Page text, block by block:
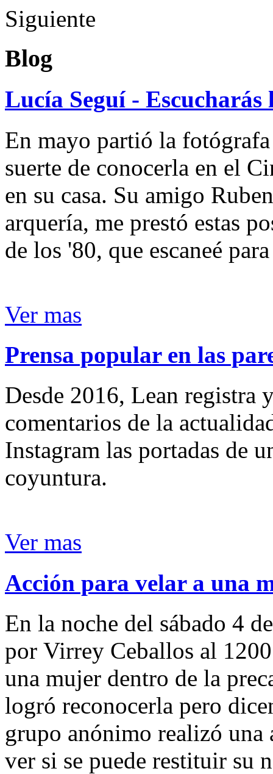
Siguiente
Blog
Lucía Seguí - Escucharás
En mayo partió la
suerte de conocerla en el
en su casa. Su amigo
arquería, me prestó estas
de los '80, que escaneé
Ver mas
Prensa popular en las
Desde 2016, Lean registra
comentarios de la
Instagram las portadas de
coyuntura.
Ver mas
Acción para velar a una
En la noche del sábado 4
por Virrey Ceballos al
una mujer dentro de la
logró reconocerla pero
grupo anónimo realizó
ver si se puede restituir su